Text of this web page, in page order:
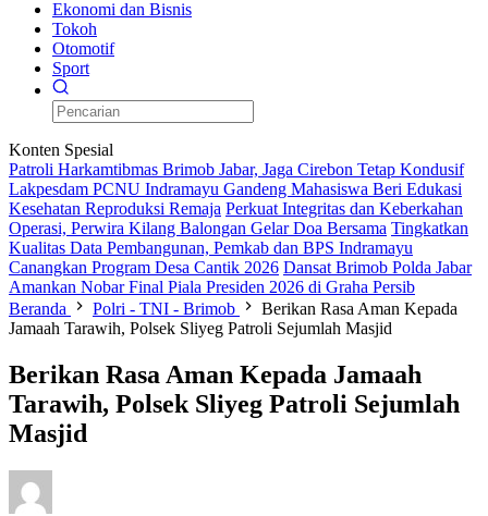
Ekonomi dan Bisnis
Tokoh
Otomotif
Sport
Konten Spesial
Patroli Harkamtibmas Brimob Jabar, Jaga Cirebon Tetap Kondusif
Lakpesdam PCNU Indramayu Gandeng Mahasiswa Beri Edukasi
Kesehatan Reproduksi Remaja Perkuat Integritas dan Keberkahan
Operasi, Perwira Kilang Balongan Gelar Doa Bersama Tingkatkan
Kualitas Data Pembangunan, Pemkab dan BPS Indramayu
Canangkan Program Desa Cantik 2026 Dansat Brimob Polda Jabar
Amankan Nobar Final Piala Presiden 2026 di Graha Persib
Beranda
Polri - TNI - Brimob
Berikan Rasa Aman Kepada
Jamaah Tarawih, Polsek Sliyeg Patroli Sejumlah Masjid
Berikan Rasa Aman Kepada Jamaah
Tarawih, Polsek Sliyeg Patroli Sejumlah
Masjid